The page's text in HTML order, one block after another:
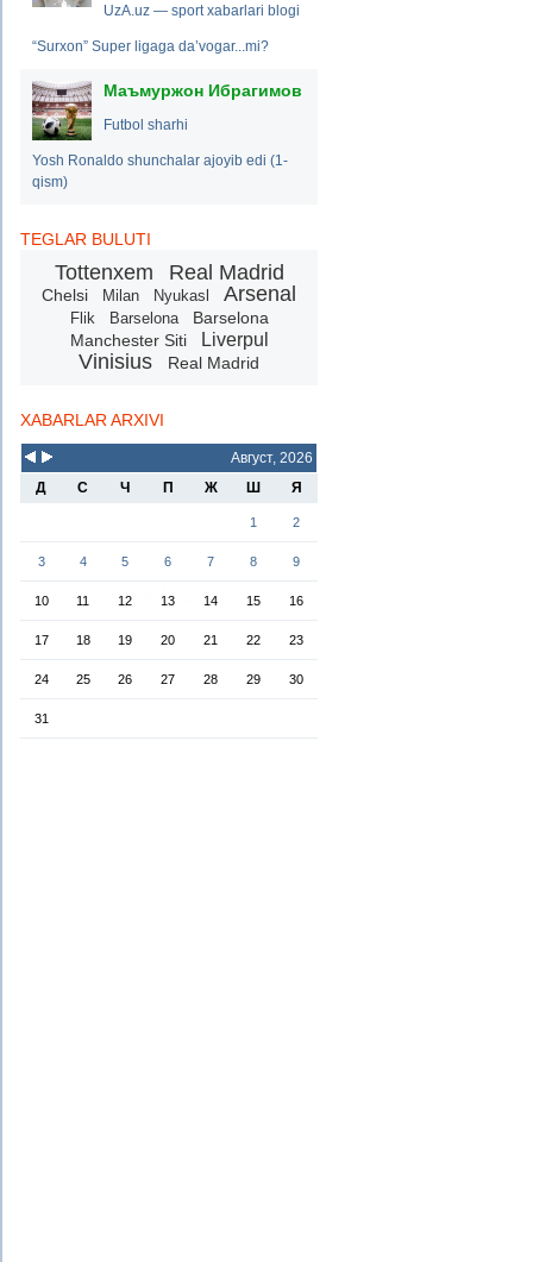
UzA.uz — sport xabarlari blogi
“Surxon” Super ligaga da’vogar...mi?
Маъмуржон Ибрагимов
Futbol sharhi
Yosh Ronaldo shunchalar ajoyib edi (1-
qism)
TEGLAR BULUTI
Tottenxem Real Madrid
Chelsi Milan Nyukasl Arsenal
Flik Barselona
Barselona
Manchester Siti
Liverpul
Vinisius Real Madrid
XABARLAR ARXIVI
Август, 2026
Д
С Ч П Ж Ш Я
1 2
3 4 5 6 7 8 9
10 11 12 13 14 15 16
17 18 19 20 21 22 23
24 25 26 27 28 29 30
31